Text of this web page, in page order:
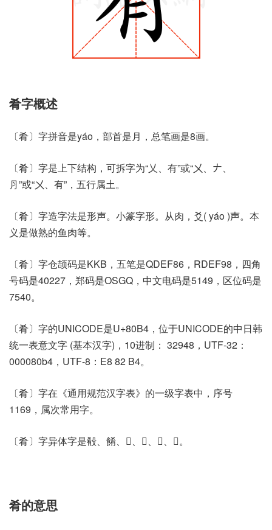
肴字概述
〔肴〕字拼音是yáo，部首是月，总笔画是8画。
〔肴〕字是上下结构，可拆字为“乂、有”或“㐅、𠂇、
⺼”或“㐅、有”，五行属土。
〔肴〕字造字法是形声。小篆字形。从肉，爻( yáo )声。本
义是做熟的鱼肉等。
〔肴〕字仓颉码是KKB，五笔是QDEF86，RDEF98，四角
号码是40227，郑码是OSGQ，中文电码是5149，区位码是
7540。
〔肴〕字的UNICODE是U+80B4，位于UNICODE的中日韩
统一表意文字 (基本汉字)，10进制： 32948，UTF-32：
000080b4，UTF-8：E8 82 B4。
〔肴〕字在《通用规范汉字表》的一级字表中，序号
1169，属次常用字。
〔肴〕字异体字是殽、餚、𦘬、𦙩、𦜂、𦜚。
肴的意思